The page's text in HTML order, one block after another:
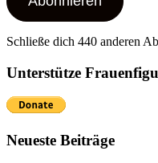
Schließe dich 440 anderen
Unterstütze
Neueste Beiträge